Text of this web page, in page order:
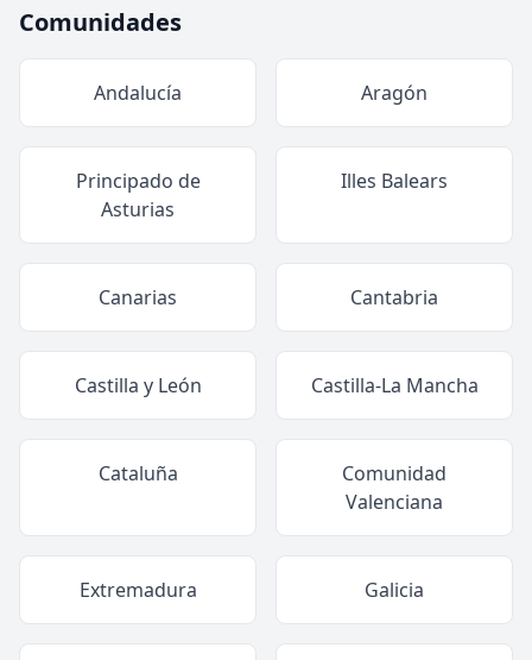
Comunidades
Andalucía Aragón
Principado de
Asturias
Illes Balears
Canarias Cantabria
Castilla y León Castilla-La Mancha
Cataluña
Comunidad
Valenciana
Extremadura Galicia